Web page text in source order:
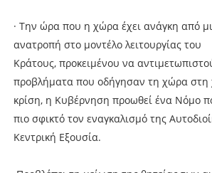
· Την ώρα που η χώρα έχει ανάγκη από
ανατροπή στο μοντέλο λειτουργίας του
Κράτους, προκειμένου να
προβλήματα που οδήγησαν τη χώρα στη
κρίση, η Κυβέρνηση προωθεί ένα Νόμο
πιο σφικτό τον εναγκαλισμό της
Κεντρική Εξουσία.